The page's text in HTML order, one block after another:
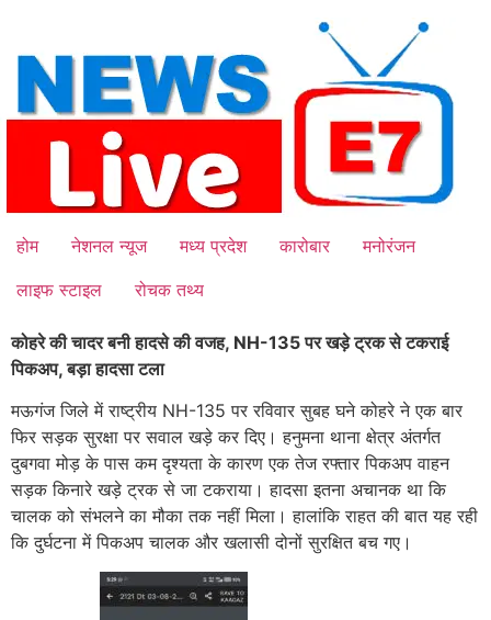
content
होम नेशनल न्यूज मध्य प्रदेश कारोबार
मनोरंजन
लाइफ स्टाइल
रोचक तथ्य
कोहरे की चादर बनी हादसे की वजह, NH-135 पर खड़े ट्रक से टकराई
पिकअप, बड़ा हादसा टला
मऊगंज जिले में राष्ट्रीय NH-135 पर रविवार सुबह घने कोहरे ने एक बार
फिर सड़क सुरक्षा पर सवाल खड़े कर दिए। हनुमना थाना क्षेत्र अंतर्गत
दुबगवा मोड़ के पास कम दृश्यता के कारण एक तेज रफ्तार पिकअप वाहन
सड़क किनारे खड़े ट्रक से जा टकराया। हादसा इतना अचानक था कि
चालक को संभलने का मौका तक नहीं मिला। हालांकि राहत की बात यह रही
कि दुर्घटना में पिकअप चालक और खलासी दोनों सुरक्षित बच गए।